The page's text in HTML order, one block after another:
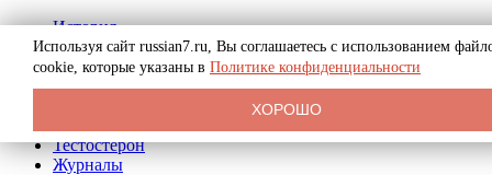
История
Биография
Криминал
Реклама на сайте
Тестостерон
Журналы
Используя сайт russian7.ru, Вы соглашаетесь с использованием
cookie, которые указаны в Политике конфиденциальности
ХОРОШО